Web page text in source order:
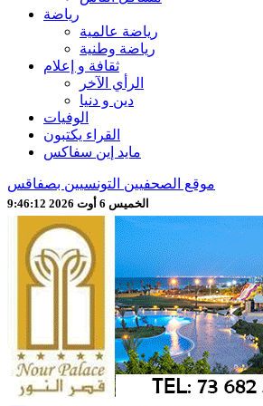
رياضة
رياضة عالمية
رياضة وطنية
ثقافة و إعلام
الرأي الآخر
دين و دنيا
الوفيات
القراء يكتبون
مايد إين سفاكس
موقع الصحفيين التونسيين بصفاقس
الخميس 6 أوت 2026 9:46:14